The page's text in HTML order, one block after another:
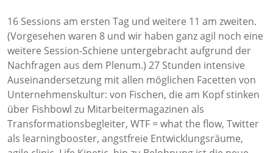
16 Sessions am ersten Tag und weitere 11 am zweiten.
(Vorgesehen waren 8 und wir haben ganz agil noch eine
weitere Session-Schiene untergebracht aufgrund der
Nachfragen aus dem Plenum.) 27 Stunden intensive
Auseinandersetzung mit allen möglichen Facetten von
Unternehmenskultur: von Fischen, die am Kopf stinken
über Fishbowl zu Mitarbeitermagazinen als
Transformationsbegleiter, WTF = what the flow, Twitter
als learningbooster, angstfreie Entwicklungsräume,